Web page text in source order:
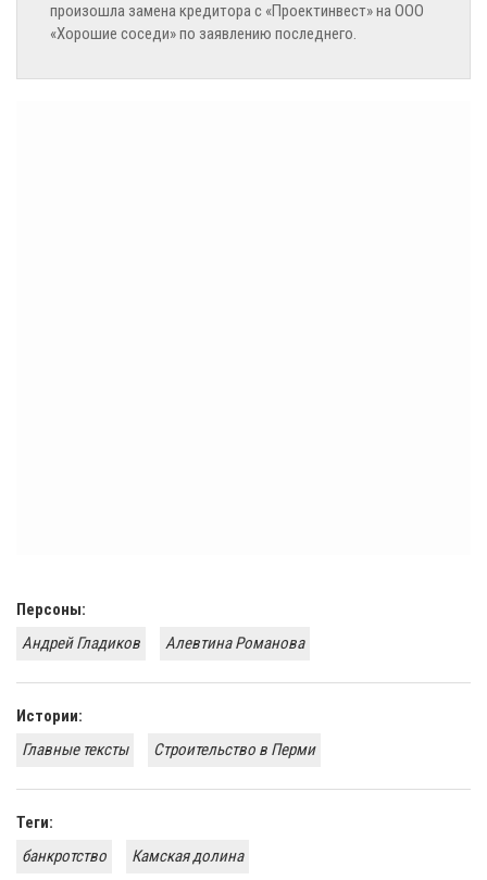
произошла замена кредитора с «Проектинвест» на ООО
«Хорошие соседи» по заявлению последнего.
Персоны:
Андрей Гладиков
Алевтина Романова
Истории:
Главные тексты
Строительство в Перми
Теги:
банкротство
Камская долина